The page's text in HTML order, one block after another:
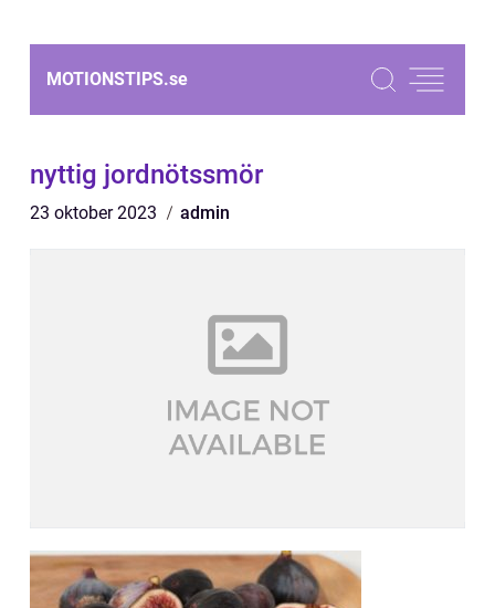
MOTIONSTIPS.se
nyttig jordnötssmör
23 oktober 2023 admin